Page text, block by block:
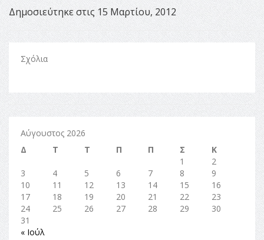
Δημοσιεύτηκε στις 15 Μαρτίου, 2012
Σχόλια
Αύγουστος 2026
Δ
Τ Τ Π Π Σ
Κ
1
2
3
4 5 6 7 8
9
10
11 12 13 14 15
16
17
18 19 20 21 22
23
24
25 26 27 28 29
30
31
« Ιούλ